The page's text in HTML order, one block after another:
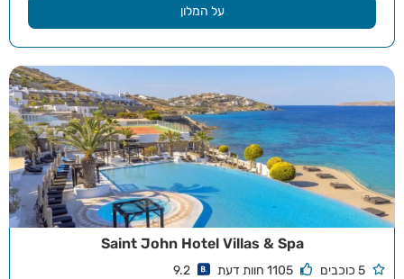
על המלון
Saint John Hotel Villas & Spa
5 כוכבים 1105 חוות דעת 9.2